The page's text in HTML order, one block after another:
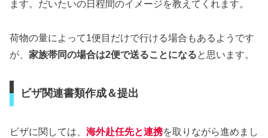
ます。だいたいの日程間のイメージを教えてくれます。
荷物の量によって1便目だけで行ける場合もあるようです
が、 家族帯同の場合は2便で送ることになると思います。
ビザ関連書類作成＆提出
ビザに関しては、 海外赴任先と連携を取りながら進めまし